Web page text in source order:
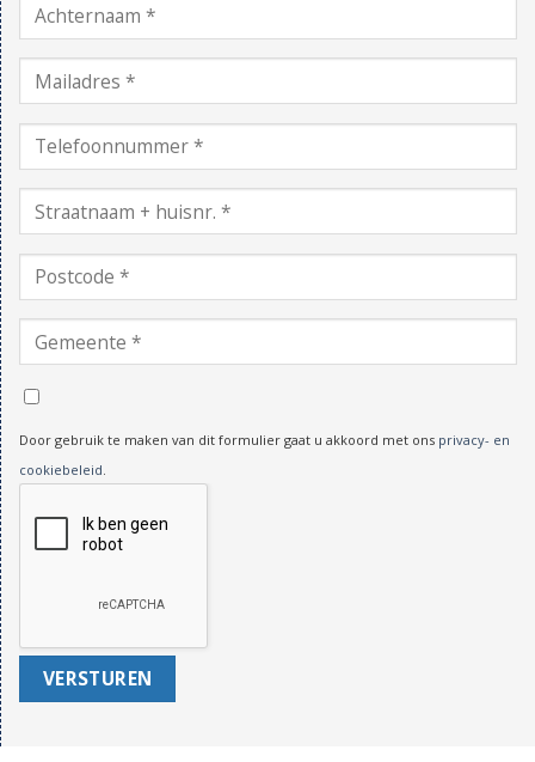
Door gebruik te maken van dit formulier gaat u akkoord met ons privacy- en
cookiebeleid.